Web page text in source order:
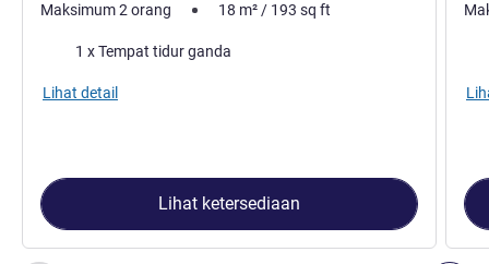
Maksimum 2 orang 18 m²/ 193 sq ft
Selimut1 x Tempat tidur ganda
Lihat detail
Lihat ketersediaan